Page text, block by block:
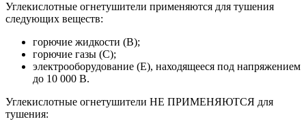
Углекислотные огнетушители применяются для тушения
следующих веществ:
горючие жидкости (В);
горючие газы (С);
электрооборудование (Е), находящееся под напряжением
до 10 000 В.
Углекислотные огнетушители НЕ ПРИМЕНЯЮТСЯ для
тушения: